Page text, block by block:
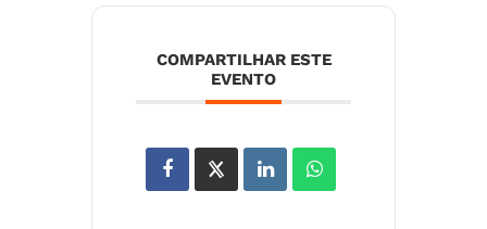
COMPARTILHAR ESTE
EVENTO